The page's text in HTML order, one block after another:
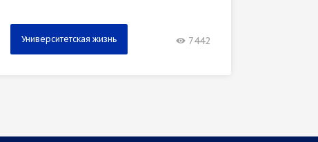
Университетская жизнь 7442